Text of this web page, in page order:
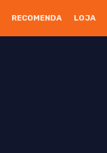
RECOMENDA LOJA